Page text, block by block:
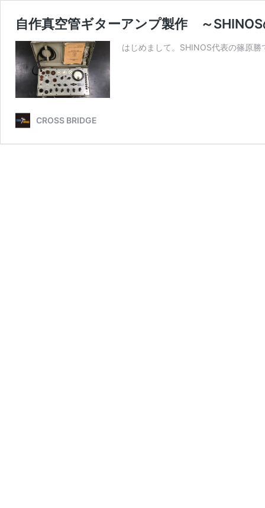
自作真空管ギターアンプ製作 ～
はじめまして。SHINOS代表の篠原
CROSS BRIDGE